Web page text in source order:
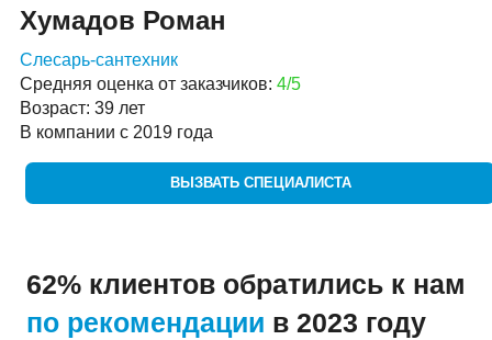
Хумадов Роман
Слесарь-сантехник
Средняя оценка от заказчиков: 4/5
Возраст: 39 лет
В компании с 2019 года
ВЫЗВАТЬ СПЕЦИАЛИСТА
62% клиентов обратились к нам
по рекомендации в 2023 году